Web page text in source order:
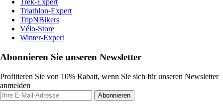
Trek-Expert
Triathlon-Expert
TripNBikers
Vélo-Store
Winter-Expert
Abonnieren Sie unseren Newsletter
Profitieren Sie von 10% Rabatt, wenn Sie sich für unseren Newsletter
anmelden
Abonnieren